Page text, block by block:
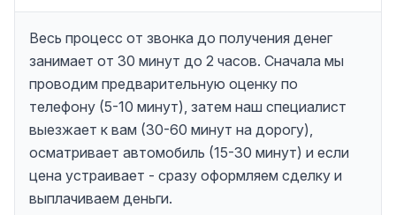
Весь процесс от звонка до получения денег
занимает от 30 минут до 2 часов. Сначала мы
проводим предварительную оценку по
телефону (5-10 минут), затем наш специалист
выезжает к вам (30-60 минут на дорогу),
осматривает автомобиль (15-30 минут) и если
цена устраивает - сразу оформляем сделку и
выплачиваем деньги.